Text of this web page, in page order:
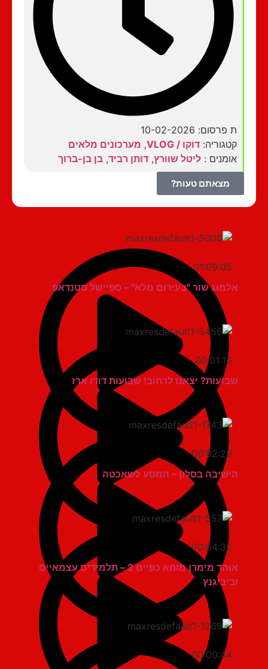
ת פרסום: 10-02-2026
קטגוריה:דוקו / VLOG , מערכונים מלאים
אומנים :ליטל שוורץ,דותן רביד,בן בן-ברוך
מצאתם טעות?
01:09:05
אלמוג שור "בעירום מלא" – ספיישל סטנדאפ
00:01:16
שבועות? יצאנו לרחוב! שבועות דודו ארז
00:02:29
הישיבה בסלון – המסע לשאכטה
00:04:32
אוהד מימרן מוחא כפיים 2 – תלמידים עצמאיים
וביביגנץ
00:00:44